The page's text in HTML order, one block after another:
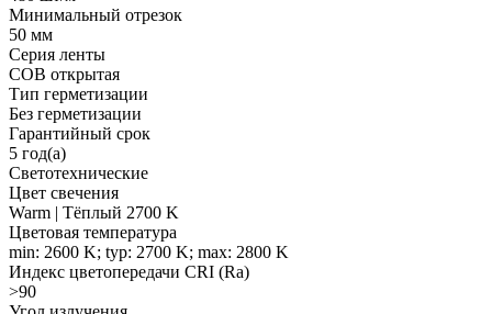
Минимальный отрезок
50 мм
Серия ленты
COB открытая
Тип герметизации
Без герметизации
Гарантийный срок
5 год(а)
Светотехнические
Цвет свечения
Warm | Тёплый 2700 K
Цветовая температура
min: 2600 K; typ: 2700 K; max: 2800 K
Индекс цветопередачи CRI (Ra)
>90